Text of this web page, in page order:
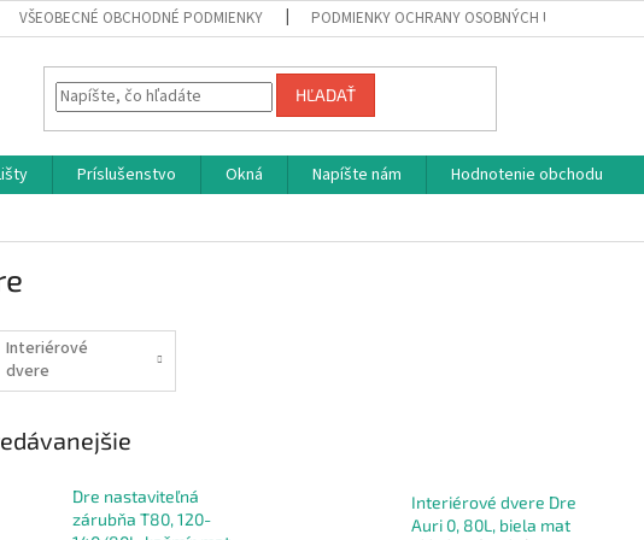
VŠEOBECNÉ OBCHODNÉ PODMIENKY PODMIENKY OCHRANY OSOBNÝCH ÚDAJOV
HĽADAŤ
Príslušenstvo Okná Napíšte nám
Hodnotenie obchodu
Interiérové
dvere
Dre nastaviteľná
zárubňa T80, 120-
Interiérové dvere Dre
Auri 0, 80L, biela mat